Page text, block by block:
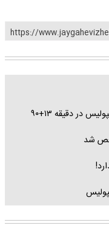
https://
در دقیقه ۱۳+۹۰
شد